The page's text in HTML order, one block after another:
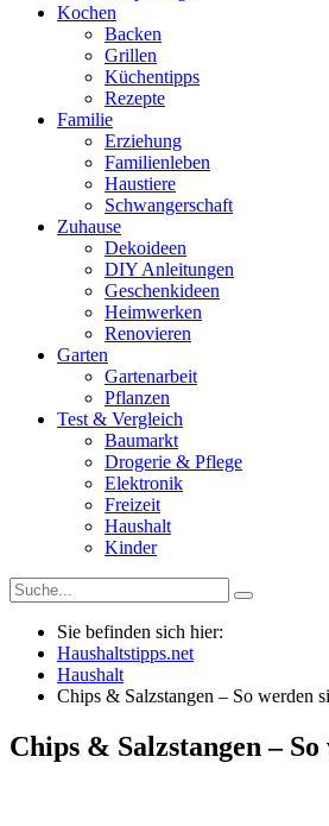
Kochen
Backen
Grillen
Küchentipps
Rezepte
Familie
Erziehung
Familienleben
Haustiere
Schwangerschaft
Zuhause
Dekoideen
DIY Anleitungen
Geschenkideen
Heimwerken
Renovieren
Garten
Gartenarbeit
Pflanzen
Test & Vergleich
Baumarkt
Drogerie & Pflege
Elektronik
Freizeit
Haushalt
Kinder
Sie befinden sich hier:
Haushaltstipps.net
Haushalt
Chips & Salzstangen – So werden
Chips & Salzstangen –